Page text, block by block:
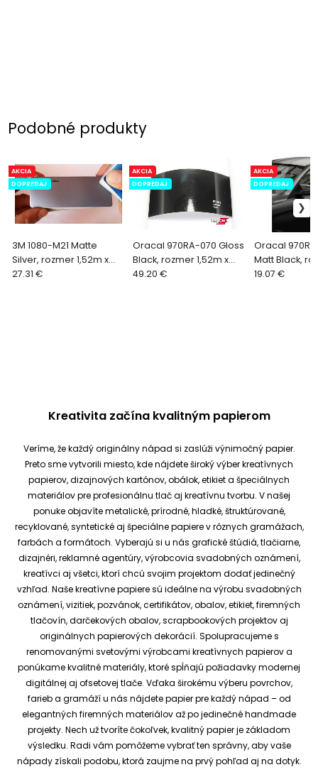
Podobné produkty
3M 1080-M21 Matte
Silver, rozmer 1,52m x
1,2m
AKCIA
DOPREDAJ
27.31 €
Oracal 970RA-070 Gloss
Black, rozmer 1,52m x
1,8m
AKCIA
DOPREDAJ
49.20 €
Oracal
Matt Black,
x 0,8m
AKCIA
DOPREDAJ
19.07 €
Kreativita začína kvalitným papierom
Veríme, že každý originálny nápad si zaslúži výnimočný papier.
Preto sme vytvorili miesto, kde nájdete široký výber kreatívnych
papierov, dizajnových kartónov, obálok, etikiet a špeciálnych
materiálov pre profesionálnu tlač aj kreatívnu tvorbu. V našej
ponuke objavíte metalické, prírodné, hladké, štruktúrované,
recyklované, syntetické aj špeciálne papiere v rôznych gramážach,
farbách a formátoch. Vyberajú si u nás grafické štúdiá, tlačiarne,
dizajnéri, reklamné agentúry, výrobcovia svadobných oznámení,
kreatívci aj všetci, ktorí chcú svojim projektom dodať jedinečný
vzhľad. Naše kreatívne papiere sú ideálne na výrobu svadobných
oznámení, vizitiek, pozvánok, certifikátov, obalov, etikiet, firemných
tlačovín, darčekových obalov, scrapbookových projektov aj
originálnych papierových dekorácií. Spolupracujeme s
renomovanými svetovými výrobcami kreatívnych papierov a
ponúkame kvalitné materiály, ktoré spĺňajú požiadavky modernej
digitálnej aj ofsetovej tlače. Vďaka širokému výberu povrchov,
farieb a gramáží u nás nájdete papier pre každý nápad – od
elegantných firemných materiálov až po jedinečné handmade
projekty. Nech už tvoríte čokoľvek, kvalitný papier je základom
výsledku. Radi vám pomôžeme vybrať ten správny, aby vaše
nápady získali podobu, ktorá zaujme na prvý pohľad aj na dotyk.